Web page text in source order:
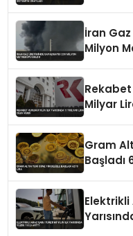
İran
Milyon
Rekabet
Milyar
Gram
Başladı
Elektrikli